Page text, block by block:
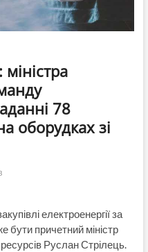
78
оборудках зі
електроенергії за
бути причетний міністр
Руслан Стрілець.